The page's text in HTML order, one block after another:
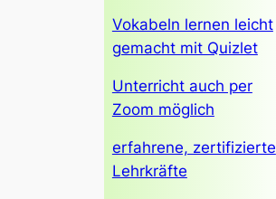
Vokabeln lernen leicht
gemacht mit Quizlet
Unterricht auch per
Zoom möglich
erfahrene, zertifizierte
Lehrkräfte